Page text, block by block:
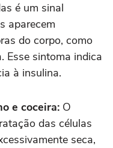
é um sinal
aparecem
do corpo, como
Esse sintoma indica
à insulina.
e coceira: O
das células
seca,